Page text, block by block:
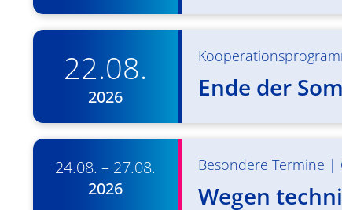
22.08.
2026 Ende der
24.08. – 27.08.
2026
Besondere Termine |
Wegen